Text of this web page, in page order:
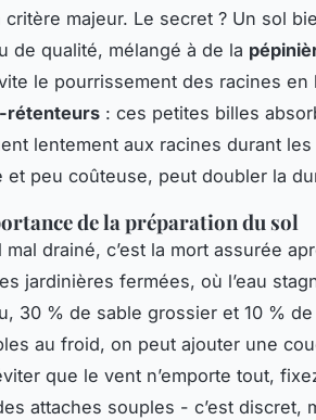
critère majeur. Le secret ? Un sol
de qualité, mélangé à de la
le pourrissement des racines en
rétenteurs : ces petites billes
lentement aux racines durant
et peu coûteuse, peut doubler la
de la préparation du sol
mal drainé, c’est la mort assurée
jardinières fermées, où l’eau
30 % de sable grossier et 10 %
au froid, on peut ajouter une
que le vent n’emporte tout,
attaches souples - c’est discret,